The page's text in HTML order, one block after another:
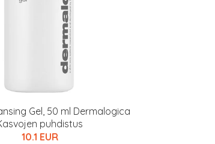
Gel, 50 ml Dermalogica
puhdistus
10.1 EUR